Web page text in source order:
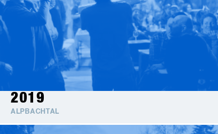
2019
ALPBACHTAL